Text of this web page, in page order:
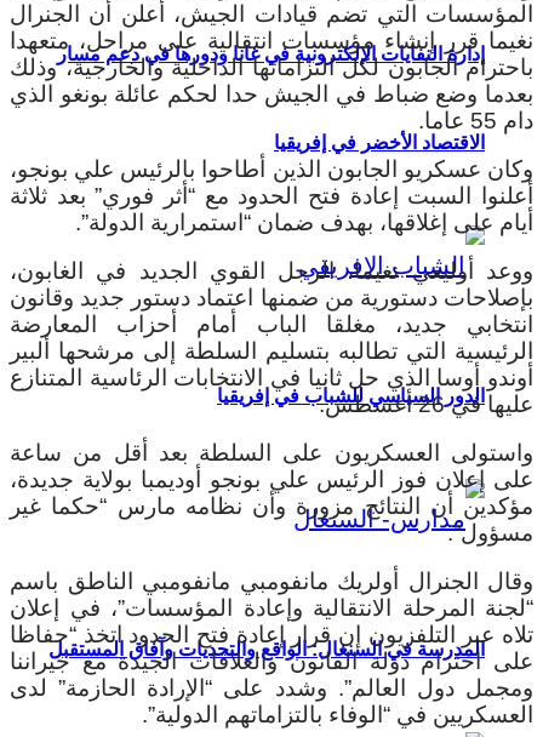
إدارة النفايات الإلكترونية في غانا ودورها في دعم مسار
الاقتصاد الأخضر في إفريقيا
الدور السياسي للشباب في إفريقيا
المدرسة في السنغال: الواقع والتحديات وآفاق المستقبل
المؤسسات التي تضم قيادات الجيش، أعلن أن الجنرال
نغيما قرر إنشاء مؤسسات انتقالية على مراحل، متعهدا
باحترام الجابون لكل التزاماتها الداخلية والخارجية، وذلك
بعدما وضع ضباط في الجيش حدا لحكم عائلة بونغو الذي
دام 55 عاما.
وكان عسكريو الجابون الذين أطاحوا بالرئيس علي بونجو،
أعلنوا السبت إعادة فتح الحدود مع “أثر فوري” بعد ثلاثة
أيام على إغلاقها، بهدف ضمان “استمرارية الدولة”.
ووعد أوليغي نغيما، الرجل القوي الجديد في الغابون،
بإصلاحات دستورية من ضمنها اعتماد دستور جديد وقانون
انتخابي جديد، مغلقا الباب أمام أحزاب المعارضة
الرئيسية التي تطالبه بتسليم السلطة إلى مرشحها ألبير
أوندو أوسا الذي حل ثانيا في الانتخابات الرئاسية المتنازع
عليها في 26 أغسطس.
واستولى العسكريون على السلطة بعد أقل من ساعة
على إعلان فوز الرئيس علي بونجو أوديمبا بولاية جديدة،
مؤكدين أن النتائج مزورة وأن نظامه مارس “حكما غير
مسؤول”.
وقال الجنرال أولريك مانفومبي مانفومبي الناطق باسم
“لجنة المرحلة الانتقالية وإعادة المؤسسات”، في إعلان
تلاه عبر التلفزيون إن قرار إعادة فتح الحدود اتخذ “حفاظا
على احترام دولة القانون والعلاقات الجيدة مع جيراننا
ومجمل دول العالم”. وشدد على “الإرادة الحازمة” لدى
العسكريين في “الوفاء بالتزاماتهم الدولية”.